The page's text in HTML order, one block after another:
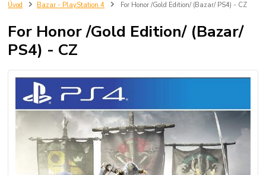
Úvod Bazar - PlayStation 4 For Honor /Gold Edition/ (Bazar/ PS4) - CZ
For Honor /Gold Edition/ (Bazar/
PS4) - CZ